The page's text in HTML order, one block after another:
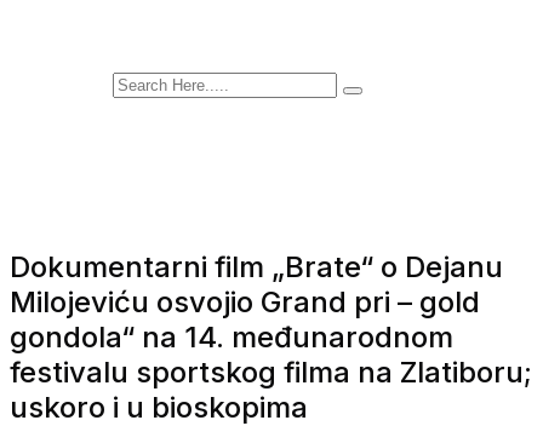
Dokumentarni film „Brate“ o Dejanu
Milojeviću osvojio Grand pri – gold
gondola“ na 14. međunarodnom
festivalu sportskog filma na Zlatiboru;
uskoro i u bioskopima